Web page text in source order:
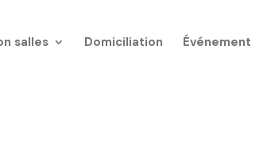
salles Domiciliation Événement